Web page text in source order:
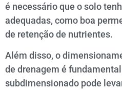
é necessário que o solo
adequadas, como boa
de retenção de nutrientes.
Além disso, o
de drenagem é
subdimensionado pode